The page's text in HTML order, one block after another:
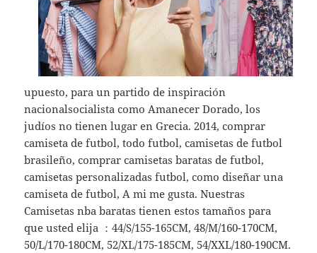
upuesto, para un partido de inspiración
nacionalsocialista como Amanecer Dorado, los
judíos no tienen lugar en Grecia. 2014, comprar
camiseta de futbol, todo futbol, camisetas de futbol
brasileño, comprar camisetas baratas de futbol,
camisetas personalizadas futbol, como diseñar una
camiseta de futbol, A mi me gusta. Nuestras
Camisetas nba baratas tienen estos tamaños para
que usted elija ：44/S/155-165CM, 48/M/160-170CM,
50/L/170-180CM, 52/XL/175-185CM, 54/XXL/180-190CM.